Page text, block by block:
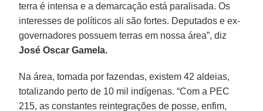
terra é intensa e a demarcação está paralisada. Os
interesses de políticos ali são fortes. Deputados e ex-
governadores possuem terras em nossa área”, diz
José Oscar Gamela.
Na área, tomada por fazendas, existem 42 aldeias,
totalizando perto de 10 mil indígenas. “Com a PEC
215, as constantes reintegrações de posse, enfim,